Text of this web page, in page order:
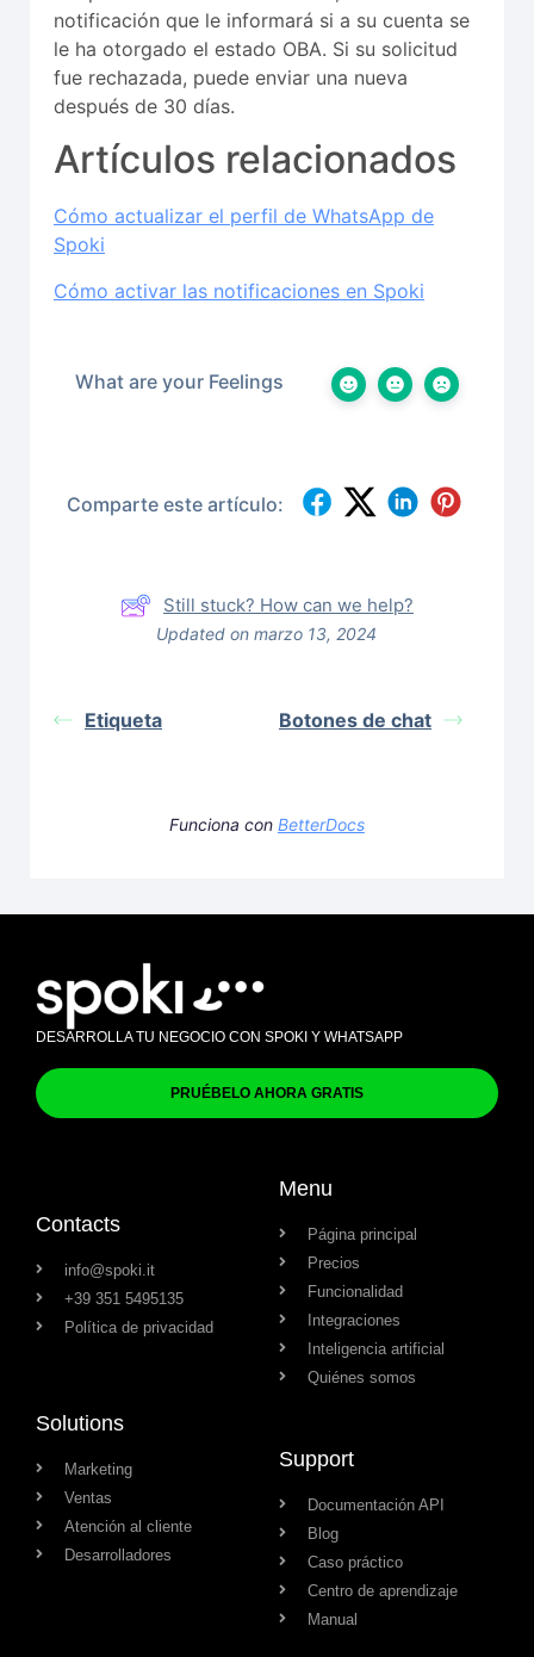
notificación que le informará si a su cuenta se
le ha otorgado el estado OBA. Si su solicitud
fue rechazada, puede enviar una nueva
después de 30 días.
Artículos relacionados
Cómo actualizar el perfil de WhatsApp de
Spoki
Cómo activar las notificaciones en Spoki
What are your Feelings
Comparte este artículo:
Still stuck? How can we help?
Updated on marzo 13, 2024
Etiqueta Botones de chat
Funciona con BetterDocs
DESARROLLA TU NEGOCIO CON SPOKI Y WHATSAPP
PRUÉBELO AHORA GRATIS
Contacts
info@spoki.it
+39 351 5495135
Política de privacidad
Menu
Página principal
Precios
Funcionalidad
Integraciones
Inteligencia artificial
Quiénes somos
Solutions
Marketing
Ventas
Atención al cliente
Desarrolladores
Support
Documentación API
Blog
Caso práctico
Centro de aprendizaje
Manual